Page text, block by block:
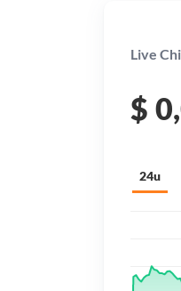
Live
$
24u